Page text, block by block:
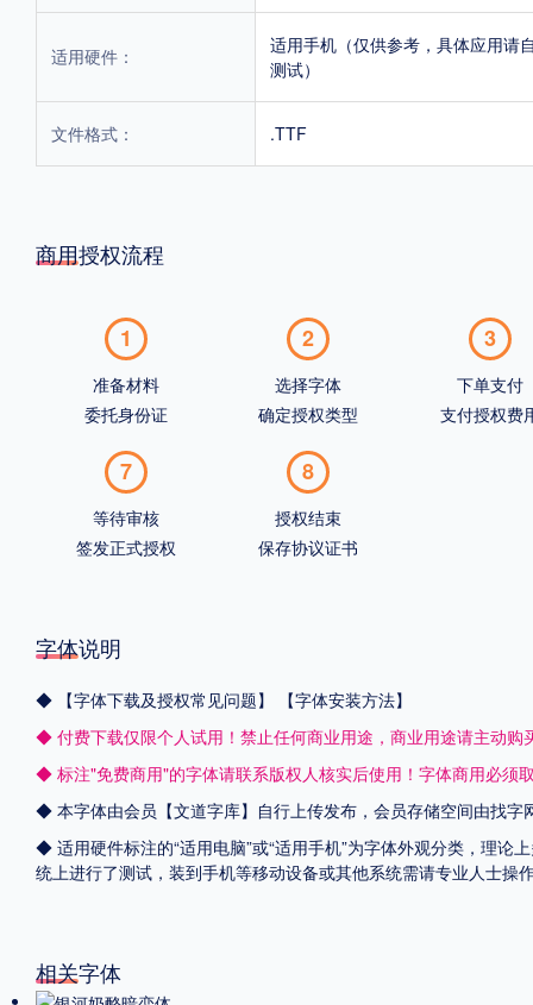
适用硬件：
适用手机（仅供参考，具体应用请
测试）
文件格式： .TTF
商用授权流程
1
准备材料
委托身份证
2
选择字体
确定授权类型
3
下单支付
支付授权费
7
等待审核
签发正式授权
8
授权结束
保存协议证书
字体说明
◆ 【字体下载及授权常见问题】
【字体安装方法】
◆ 付费下载仅限个人试用！禁止任何商业用途，商业用途请主动购
◆ 标注"免费商用"的字体请联系版权人核实后使用！字体商用必须
◆ 本字体由会员【文道字库】自行上传发布，会员存储空间由找
◆ 适用硬件标注的“适用电脑”或“适用手机”为字体外观分类，理论
统上进行了测试，装到手机等移动设备或其他系统需请专业人士
相关字体